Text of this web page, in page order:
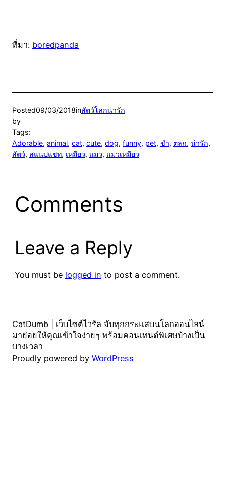
ที่มา: boredpanda
Posted09/03/2018inสัตว์โลกน่ารัก
by
Tags:
Adorable, animal, cat, cute, dog, funny, pet, ขำ, ตลก, น่ารัก
สัตว์, สแนปแชท, เหมียว, แมว, แมวเหมียว
Comments
Leave a Reply
You must be logged in to post a comment.
CatDumb | เว็บไซต์ไวรัล จับทุกกระแสบนโลกออนไลน์
มาย่อยให้คุณเข้าใจง่ายๆ พร้อมคอนเทนต์พิเศษบ้างเป็น
บางเวลา
Proudly powered by WordPress